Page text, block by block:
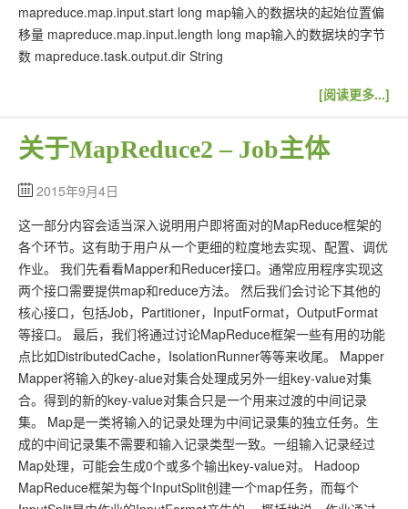
mapreduce.map.input.start long map输入的数据块的起始位置偏
移量 mapreduce.map.input.length long map输入的数据块的字节
数 mapreduce.task.output.dir String
[阅读更多...]
关于MapReduce2 – Job主体
2015年9月4日
这一部分内容会适当深入说明用户即将面对的MapReduce框架的
各个环节。这有助于用户从一个更细的粒度地去实现、配置、调优
作业。 我们先看看Mapper和Reducer接口。通常应用程序实现这
两个接口需要提供map和reduce方法。 然后我们会讨论下其他的
核心接口，包括Job，Partitioner，InputFormat，OutputFormat
等接口。 最后，我们将通过讨论MapReduce框架一些有用的功能
点比如DistributedCache，IsolationRunner等等来收尾。 Mapper
Mapper将输入的key-alue对集合处理成另外一组key-value对集
合。得到的新的key-value对集合只是一个用来过渡的中间记录
集。 Map是一类将输入的记录处理为中间记录集的独立任务。生
成的中间记录集不需要和输入记录类型一致。一组输入记录经过
Map处理，可能会生成0个或多个输出key-value对。 Hadoop
MapReduce框架为每个InputSplit创建一个map任务，而每个